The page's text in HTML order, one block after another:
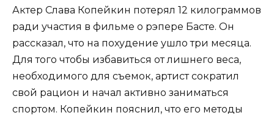
Актер Слава Копейкин потерял 12 килограммов
ради участия в фильме о рэпере Басте. Он
рассказал, что на похудение ушло три месяца.
Для того чтобы избавиться от лишнего веса,
необходимого для съемок, артист сократил
свой рацион и начал активно заниматься
спортом. Копейкин пояснил, что его методы